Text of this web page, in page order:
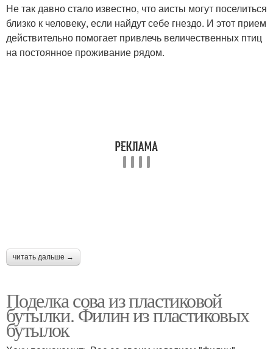
Не так давно стало известно, что аисты могут поселиться
близко к человеку, если найдут себе гнездо. И этот прием
действительно помогает привлечь величественных птиц
на постоянное проживание рядом.
читать дальше →
Поделка сова из пластиковой
бутылки. Филин из пластиковых
бутылок